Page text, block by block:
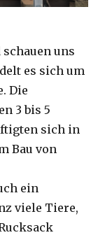
uns
es sich um
Die
3 bis 5
sich in
Bau von
ein
viele Tiere,